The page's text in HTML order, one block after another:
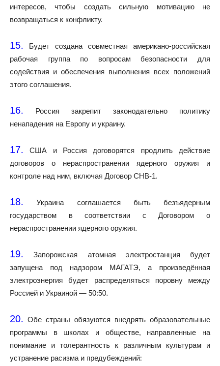
интересов, чтобы создать сильную мотивацию не
возвращаться к конфликту.
15.
Будет создана совместная американо-российская
рабочая группа по вопросам безопасности для
содействия и обеспечения выполнения всех положений
этого соглашения.
16.
Россия закрепит законодательно политику
ненападения на Европу и украину.
17.
США и Россия договорятся продлить действие
договоров о нераспространении ядерного оружия и
контроле над ним, включая Договор СНВ-1.
18.
Украина соглашается быть безъядерным
государством в соответствии с Договором о
нераспространении ядерного оружия.
19.
Запорожская атомная электростанция будет
запущена под надзором МАГАТЭ, а произведённая
электроэнергия будет распределяться поровну между
Россией и Украиной — 50:50.
20. Обе страны обязуются внедрять образовательные
программы в школах и обществе, направленные на
понимание и толерантность к различным культурам и
устранение расизма и предубеждений: